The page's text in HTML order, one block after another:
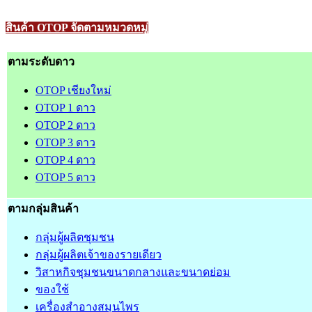
สินค้า OTOP จัดตามหมวดหมู่
ตามระดับดาว
OTOP เชียงใหม่
OTOP 1 ดาว
OTOP 2 ดาว
OTOP 3 ดาว
OTOP 4 ดาว
OTOP 5 ดาว
ตามกลุ่มสินค้า
กลุ่มผู้ผลิตชุมชน
กลุ่มผู้ผลิตเจ้าของรายเดียว
วิสาหกิจชุมชนขนาดกลางและขนาดย่อม
ของใช้
เครื่องสำอางสมุนไพร